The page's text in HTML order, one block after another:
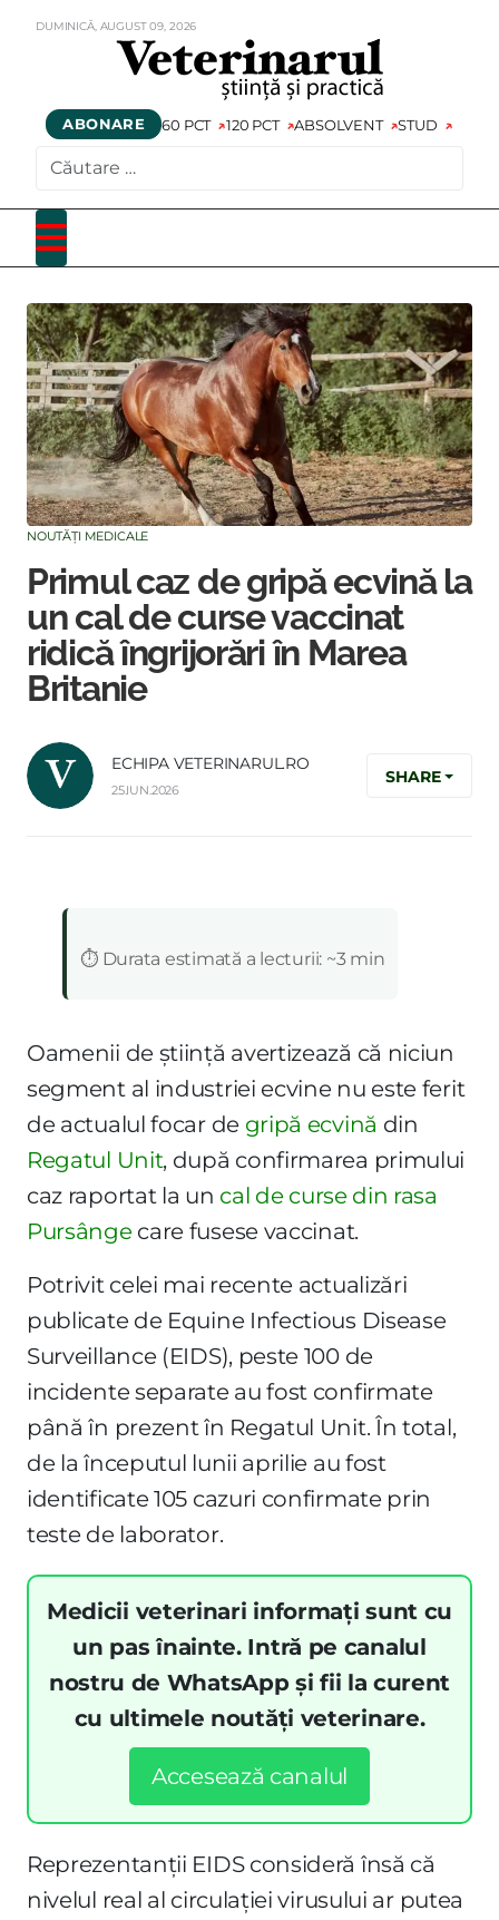
DUMINICĂ, AUGUST09, 2026
ABONARE 60 PCT 120 PCT ABSOLVENT STUD
NOUTĂȚI MEDICALE
Primul caz de gripă ecvină la
un cal de curse vaccinat
ridică îngrijorări în Marea
Britanie
ECHIPA VETERINARUL.RO
25.IUN.2026
SHARE
⏱️ Durata estimată a lecturii: ~3 min
Oamenii de știință avertizează că niciun
segment al industriei ecvine nu este ferit
de actualul focar de gripă ecvină din
Regatul Unit, după confirmarea primului
caz raportat la un cal de curse din rasa
Pursângecare fusese vaccinat.
Potrivit celei mai recente actualizări
publicate de Equine Infectious Disease
Surveillance (EIDS), peste 100 de
incidente separate au fost confirmate
până în prezent în Regatul Unit. În total,
de la începutul lunii aprilie au fost
identificate 105 cazuri confirmate prin
teste de laborator.
Medicii veterinari informați sunt cu
un pas înainte. Intră pe canalul
nostru de WhatsApp și fii la curent
cu ultimele noutăți veterinare.
Accesează canalul
Reprezentanții EIDS consideră însă că
nivelul real al circulației virusului ar putea